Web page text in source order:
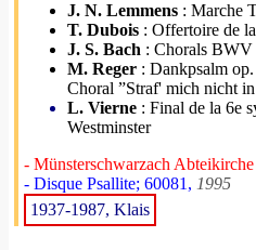
J. N. Lemmens : Marche
T. Dubois : Offertoire de
J. S. Bach : Chorals BWV
M. Reger : Dankpsalm
Choral ”Straf' mich nicht
L. Vierne : Final de la 6e
Westminster
- Münsterschwarzach Abteikirche
- Disque Psallite; 60081, 1995
1937-1987, Klais